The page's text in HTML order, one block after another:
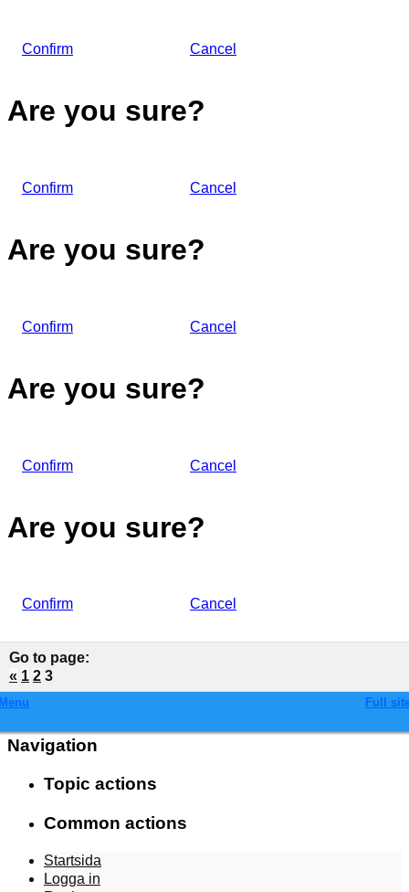
Confirm Cancel
Are you sure?
Confirm Cancel
Are you sure?
Confirm Cancel
Are you sure?
Confirm Cancel
Are you sure?
Confirm Cancel
Go to page:
« 1 2 3
Full
Navigation
Topic actions
Common actions
Startsida
Logga in